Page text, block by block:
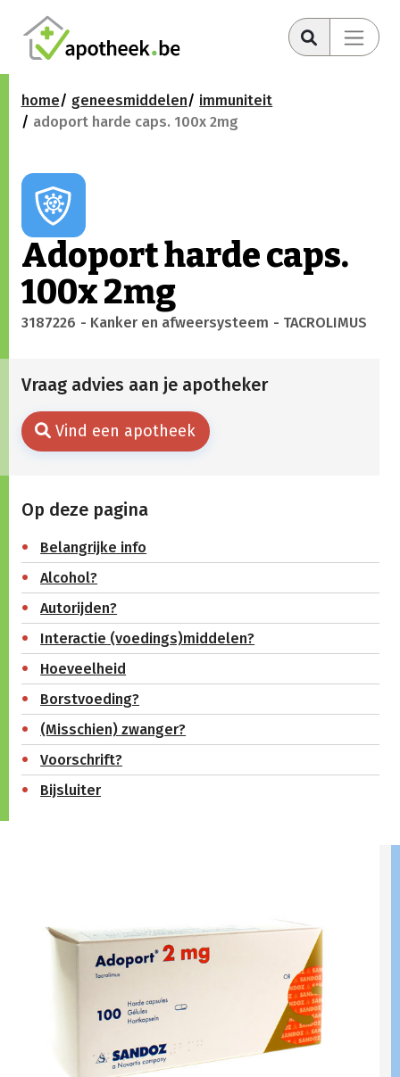
home geneesmiddelen
immuniteit
adoport harde caps. 100x 2mg
Adoport harde caps.
100x 2mg
3187226 - Kanker en afweersysteem - TACROLIMUS
Vraag advies aan je apotheker
Vind een apotheek
Op deze pagina
Belangrijke info
Alcohol?
Autorijden?
Interactie (voedings)middelen?
Hoeveelheid
Borstvoeding?
(Misschien) zwanger?
Voorschrift?
Bijsluiter